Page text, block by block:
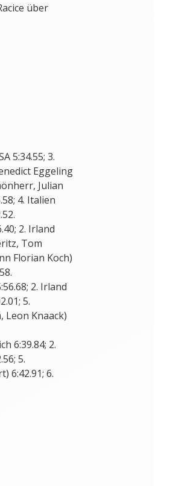
über
5:34.55; 3.
Eggeling
Julian
4. Italien
2. Irland
Tom
Florian Koch)
2. Irland
5.
Leon Knaack)
6:39.84; 2.
5.
6:42.91; 6.